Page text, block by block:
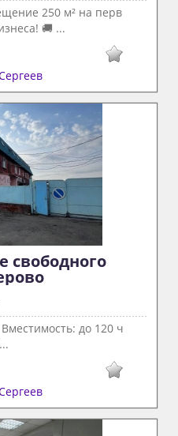
250 м² на перв
🚚 ...
до 120 ч